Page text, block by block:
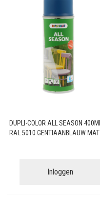
DUPLI-COLOR ALL SEASON 400ML
RAL 5010 GENTIAANBLAUW MAT
Inloggen